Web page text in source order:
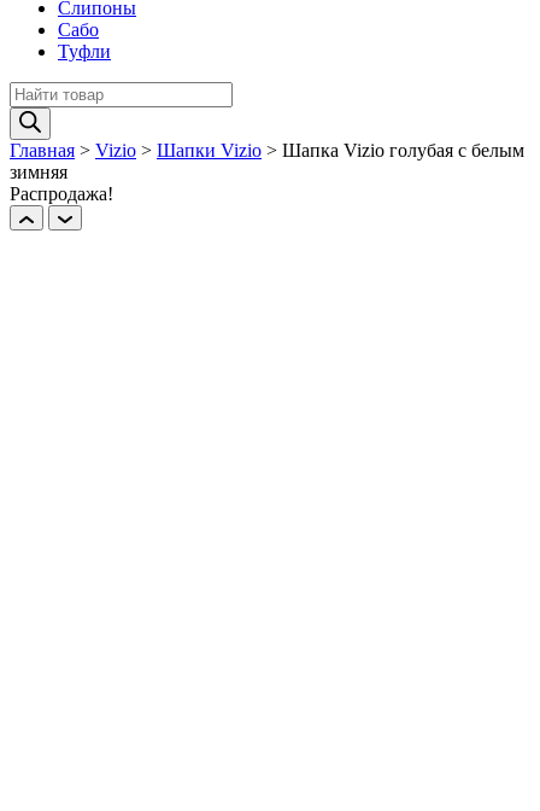
Слипоны
Сабо
Туфли
Поиск
товаров
Главная > Vizio > Шапки Vizio > Шапка Vizio голубая c белым
зимняя
Распродажа!